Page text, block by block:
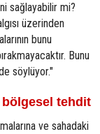
sağlayabilir mi?
üzerinden
bunu
Bunu
söylüyor."
bölgesel tehdit
ve sahadaki